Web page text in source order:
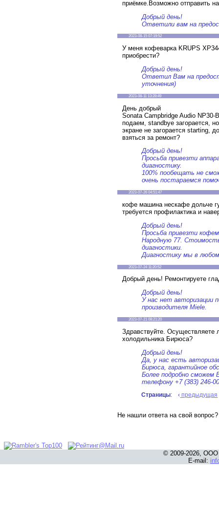
приёмке.Возможно отправить
Добрый день!
Ответили вам на
2023-08-15 07:19:52
У меня кофеварка KRUPS
приобрести?
Добрый день!
Ответил Вам на
уточнения)
2023-08-11 13:28:49
День добрый
Sonata Campbridge Audio NP30-
подаем, standbye загорается,
экране не загорается starting,
взяться за ремонт?
Добрый день!
Просьба привезти
диагностику.
100% пообещать не
очень постараемся
2023-07-26 04:51:47
кофе машина нескафе дольче
требуется профилактика и
Добрый день!
Просьба привезти
Народную 77.
диагностики.
Диагностику мы в
2023-07-24 11:20:52
Добрый день! Ремонтируете
Добрый день!
У нас нет авторизации
производителя Miele.
2023-07-21 08:21:20
Здравствуйте. Осуществляете
холодильника Бирюса?
Добрый день!
Да, у нас есть
Бирюса, гарантийное
Более подробно cможем
телефону +7 (383) 246-
Страницы: ‹ предыдущая
Не нашли ответа на свой
© 2009-2026, ООО
E-mail: